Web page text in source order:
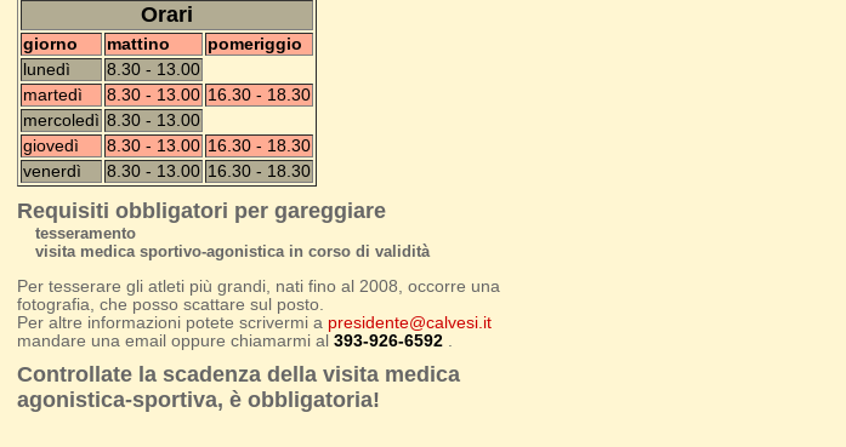
Orari
giorno mattino
pomeriggio
lunedì
8.30 - 13.00
martedì
8.30 - 13.00 16.30 - 18.30
mercoledì 8.30 - 13.00
giovedì
8.30 - 13.00 16.30 - 18.30
venerdì
8.30 - 13.00 16.30 - 18.30
Requisiti obbligatori per gareggiare
tesseramento
visita medica sportivo-agonistica in corso di validità
Per tesserare gli atleti più grandi, nati fino al 2008, occorre una
fotografia, che posso scattare sul posto.
Per altre informazioni potete scrivermi a presidente@calvesi.it
mandare una email oppure chiamarmi al393-926-6592
Controllate la scadenza della visita medica
agonistica-sportiva, è obbligatoria!